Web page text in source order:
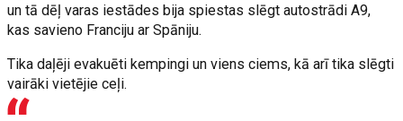
un tā dēļ varas iestādes bija spiestas slēgt autostrādi A9,
kas savieno Franciju ar Spāniju.
Tika daļēji evakuēti kempingi un viens ciems, kā arī tika slēgti
vairāki vietējie ceļi.